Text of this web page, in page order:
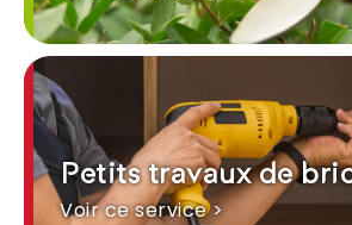
Petits travaux de
Voir ce service >